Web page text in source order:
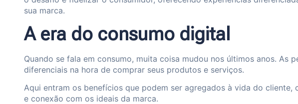
sua marca.
A era do consumo digital
Quando se fala em consumo, muita coisa mudou nos últimos anos. As
diferenciais na hora de comprar seus produtos e serviços.
Aqui entram os benefícios que podem ser agregados à vida do cliente,
e conexão com os ideais da marca.